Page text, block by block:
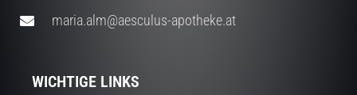
maria.alm@aesculus-apotheke.at
WICHTIGE LINKS